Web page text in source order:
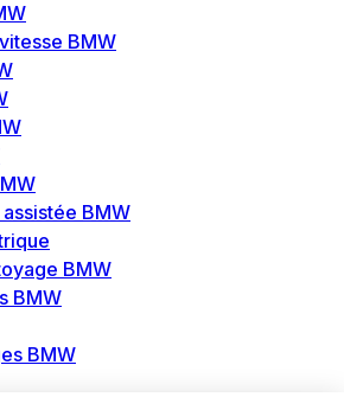
BMW
BMW
BMW
BMW
BMW